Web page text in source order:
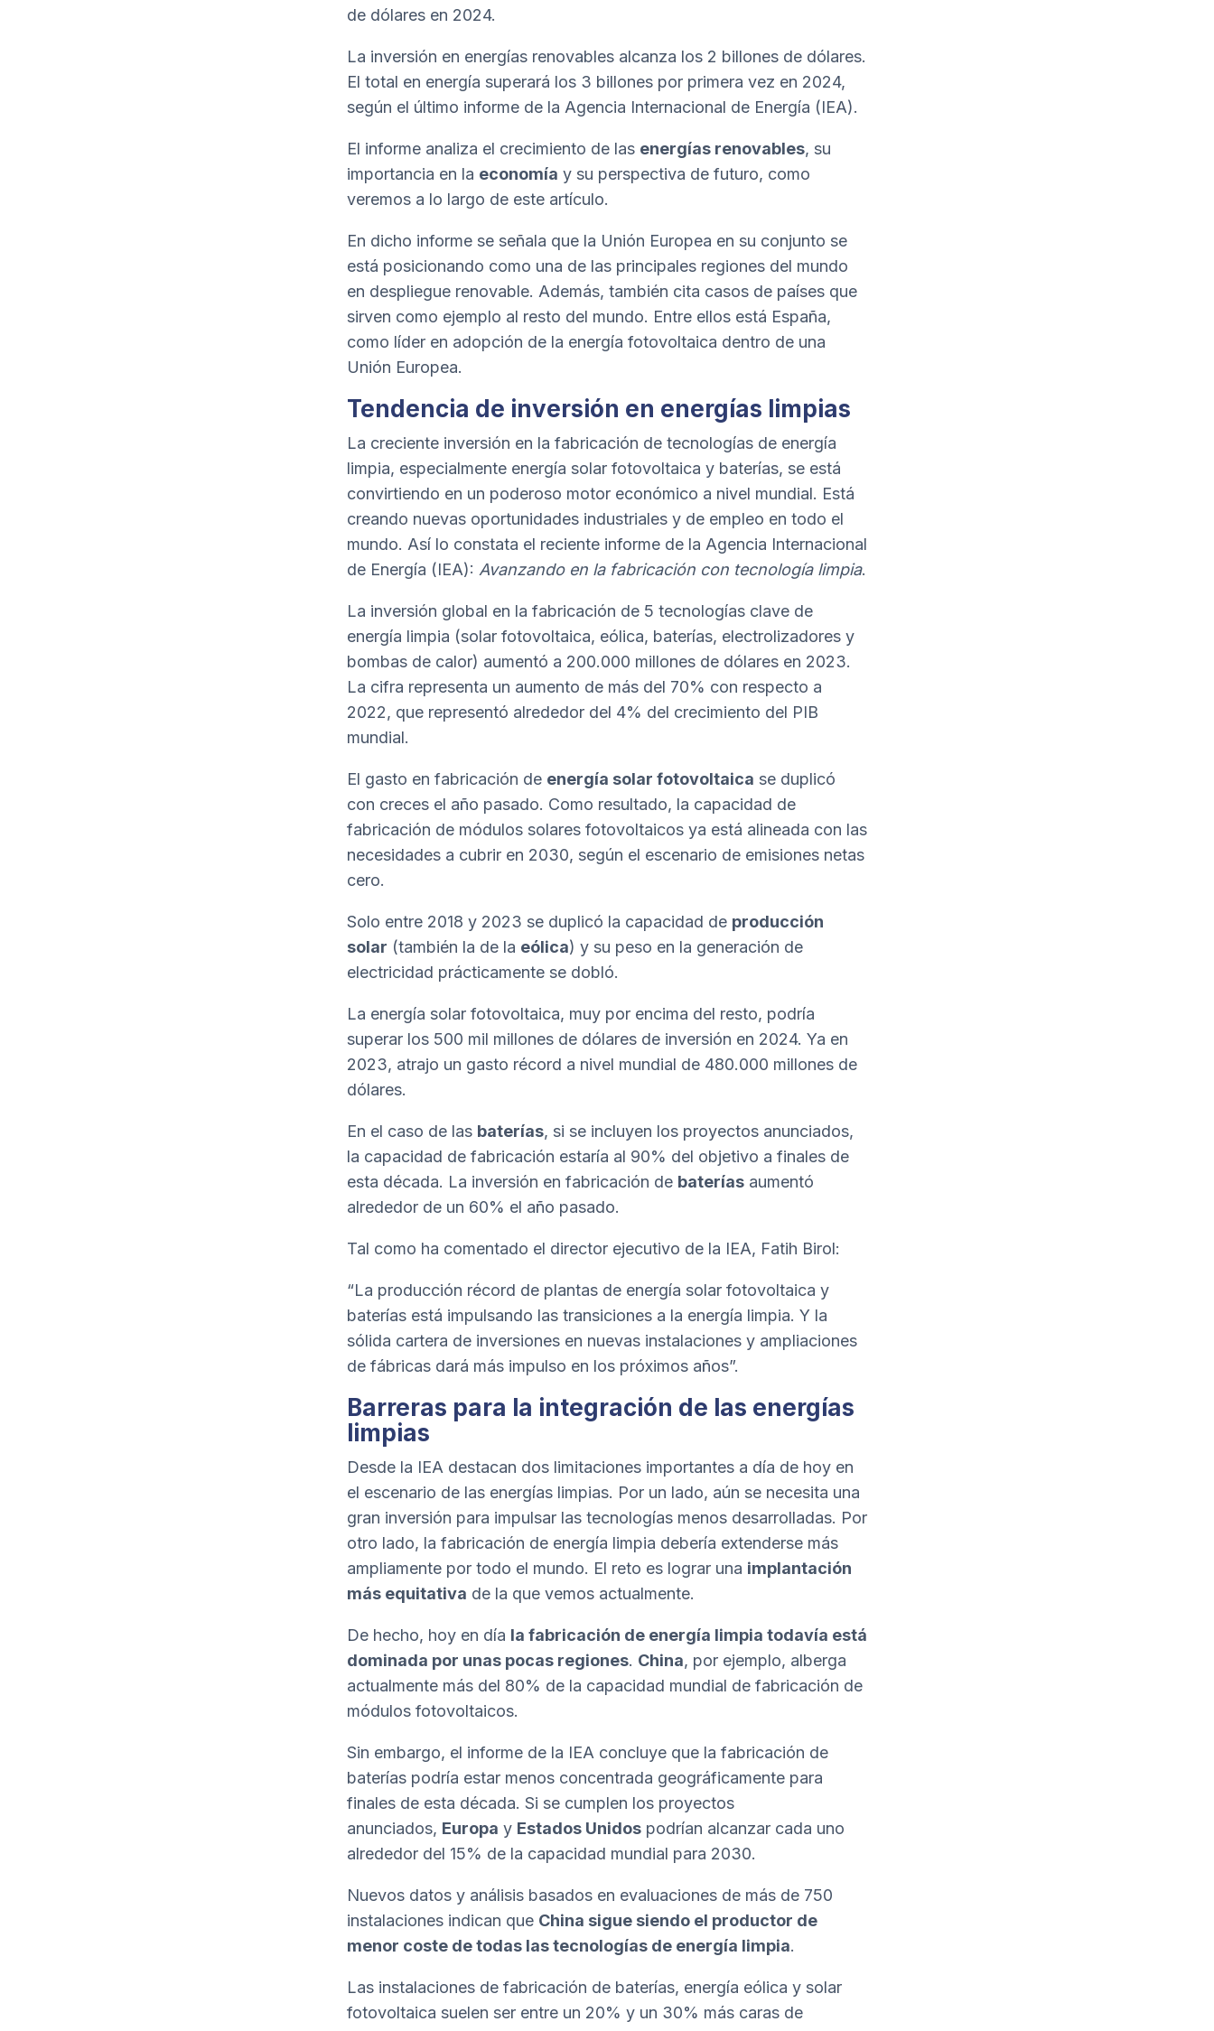
de dólares en 2024.
La inversión en energías renovables alcanza los 2 billones de dólares.
El total en energía superará los 3 billones por primera vez en 2024,
según el último informe de la Agencia Internacional de Energía (IEA).
El informe analiza el crecimiento de las energías renovables, su
importancia en la economía y su perspectiva de futuro, como
veremos a lo largo de este artículo.
En dicho informe se señala que la Unión Europea en su conjunto se
está posicionando como una de las principales regiones del mundo
en despliegue renovable. Además, también cita casos de países que
sirven como ejemplo al resto del mundo. Entre ellos está España,
como líder en adopción de la energía fotovoltaica dentro de una
Unión Europea.
Tendencia de inversión en energías limpias
La creciente inversión en la fabricación de tecnologías de energía
limpia, especialmente energía solar fotovoltaica y baterías, se está
convirtiendo en un poderoso motor económico a nivel mundial. Está
creando nuevas oportunidades industriales y de empleo en todo el
mundo. Así lo constata el reciente informe de la Agencia Internacional
de Energía (IEA): Avanzando en la fabricación con tecnología limpia.
La inversión global en la fabricación de 5 tecnologías clave de
energía limpia (solar fotovoltaica, eólica, baterías, electrolizadores y
bombas de calor) aumentó a 200.000 millones de dólares en 2023.
La cifra representa un aumento de más del 70% con respecto a
2022, que representó alrededor del 4% del crecimiento del PIB
mundial.
El gasto en fabricación de energía solar fotovoltaica se duplicó
con creces el año pasado. Como resultado, la capacidad de
fabricación de módulos solares fotovoltaicos ya está alineada con las
necesidades a cubrir en 2030, según el escenario de emisiones netas
cero.
Solo entre 2018 y 2023 se duplicó la capacidad de producción
solar (también la de la eólica) y su peso en la generación de
electricidad prácticamente se dobló.
La energía solar fotovoltaica, muy por encima del resto, podría
superar los 500 mil millones de dólares de inversión en 2024. Ya en
2023, atrajo un gasto récord a nivel mundial de 480.000 millones de
dólares.
En el caso de las baterías, si se incluyen los proyectos anunciados,
la capacidad de fabricación estaría al 90% del objetivo a finales de
esta década. La inversión en fabricación de baterías aumentó
alrededor de un 60% el año pasado.
Tal como ha comentado el director ejecutivo de la IEA, Fatih Birol:
“La producción récord de plantas de energía solar fotovoltaica y
baterías está impulsando las transiciones a la energía limpia. Y la
sólida cartera de inversiones en nuevas instalaciones y ampliaciones
de fábricas dará más impulso en los próximos años”.
Barreras para la integración de las energías
limpias
Desde la IEA destacan dos limitaciones importantes a día de hoy en
el escenario de las energías limpias. Por un lado, aún se necesita una
gran inversión para impulsar las tecnologías menos desarrolladas. Por
otro lado, la fabricación de energía limpia debería extenderse más
ampliamente por todo el mundo. El reto es lograr una implantación
más equitativa de la que vemos actualmente.
De hecho, hoy en día la fabricación de energía limpia todavía está
dominada por unas pocas regiones. China, por ejemplo, alberga
actualmente más del 80% de la capacidad mundial de fabricación de
módulos fotovoltaicos.
Sin embargo, el informe de la IEA concluye que la fabricación de
baterías podría estar menos concentrada geográficamente para
finales de esta década. Si se cumplen los proyectos
anunciados, Europa y Estados Unidos podrían alcanzar cada uno
alrededor del 15% de la capacidad mundial para 2030.
Nuevos datos y análisis basados ​​en evaluaciones de más de 750
instalaciones indican que China sigue siendo el productor de
menor coste de todas las tecnologías de energía limpia.
Las instalaciones de fabricación de baterías, energía eólica y solar
fotovoltaica suelen ser entre un 20% y un 30% más caras de